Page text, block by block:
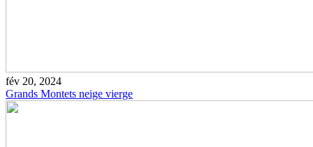
fév 20, 2024
Grands Montets neige vierge